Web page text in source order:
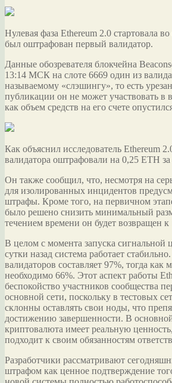
Нулевая фаза Ethereum 2.0 стартовала
был оштрафован первый валидатор.
Данные обозревателя блокчейна
13:14 МСК на слоте 6669 один из
называемому «слэшингу», то есть
публикации он не может участвовать в
как объем средств на его счете
Как объяснил исследователь Ethereum
валидатора оштрафовали на 0,25 ETH
Он также сообщил, что, несмотря на
для изолированных инцидентов
штрафы. Кроме того, на первичном
было решено снизить минимальный
течением времени он будет возвращен
В целом с момента запуска сигнальной
сутки назад система работает
валидаторов составляет 97%, тогда как
необходимо 66%. Этот аспект работы
беспокойство участников сообщества
основной сети, поскольку в тестовых
склонны оставлять свои ноды, что
достижению завершенности. В
криптовалюта имеет реальную
подходит к своим обязанностям
Разработчики рассматривают
штрафом как ценное подтверждение